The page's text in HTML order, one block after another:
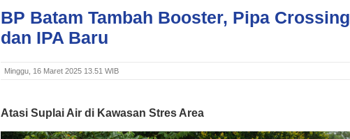
BP Batam Tambah Booster, Pipa Crossing
dan IPA Baru
Minggu, 16 Maret 2025 13.51 WIB
Atasi Suplai Air di Kawasan Stres Area